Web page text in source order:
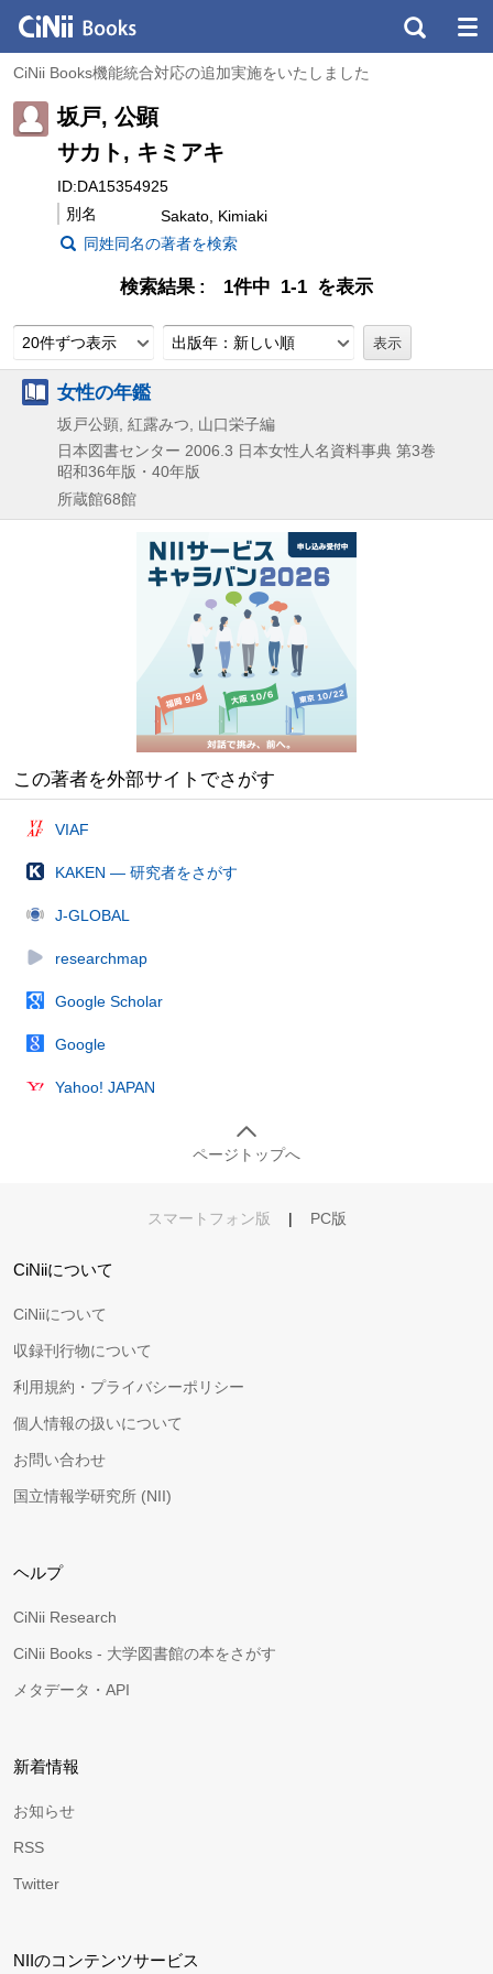
CiNii Books機能統合対応の追加実施をいたしました
坂戸, 公顕
サカト, キミアキ
ID:DA15354925
別名
Sakato, Kimiaki
同姓同名の著者を検索
検索結果 1件中 1-1 を表示
20件ずつ表示 出版年：新しい順
女性の年鑑
坂戸公顕, 紅露みつ, 山口栄子編
日本図書センター 2006.3 日本女性人名資料事典 第3巻
昭和36年版・40年版
所蔵館68館
この著者を外部サイトでさがす
VIAF
KAKEN — 研究者をさがす
J-GLOBAL
researchmap
Google Scholar
Google
Yahoo! JAPAN
ページトップへ
スマートフォン版 | PC版
CiNiiについて
CiNiiについて
収録刊行物について
利用規約・プライバシーポリシー
個人情報の扱いについて
お問い合わせ
国立情報学研究所 (NII)
ヘルプ
CiNii Research
CiNii Books - 大学図書館の本をさがす
メタデータ・API
新着情報
お知らせ
RSS
Twitter
NIIのコンテンツサービス